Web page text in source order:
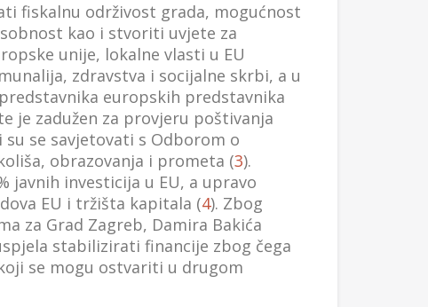
fiskalnu održivost grada, mogućnost
kao i stvoriti uvjete za
unije, lokalne vlasti u EU
zdravstva i socijalne skrbi, a u
europskih predstavnika
je zadužen za provjeru poštivanja
se savjetovati s Odborom o
obrazovanja i prometa (3).
javnih investicija u EU, a upravo
EU i tržišta kapitala (4). Zbog
za Grad Zagreb, Damira Bakića
stabilizirati financije zbog čega
se mogu ostvariti u drugom